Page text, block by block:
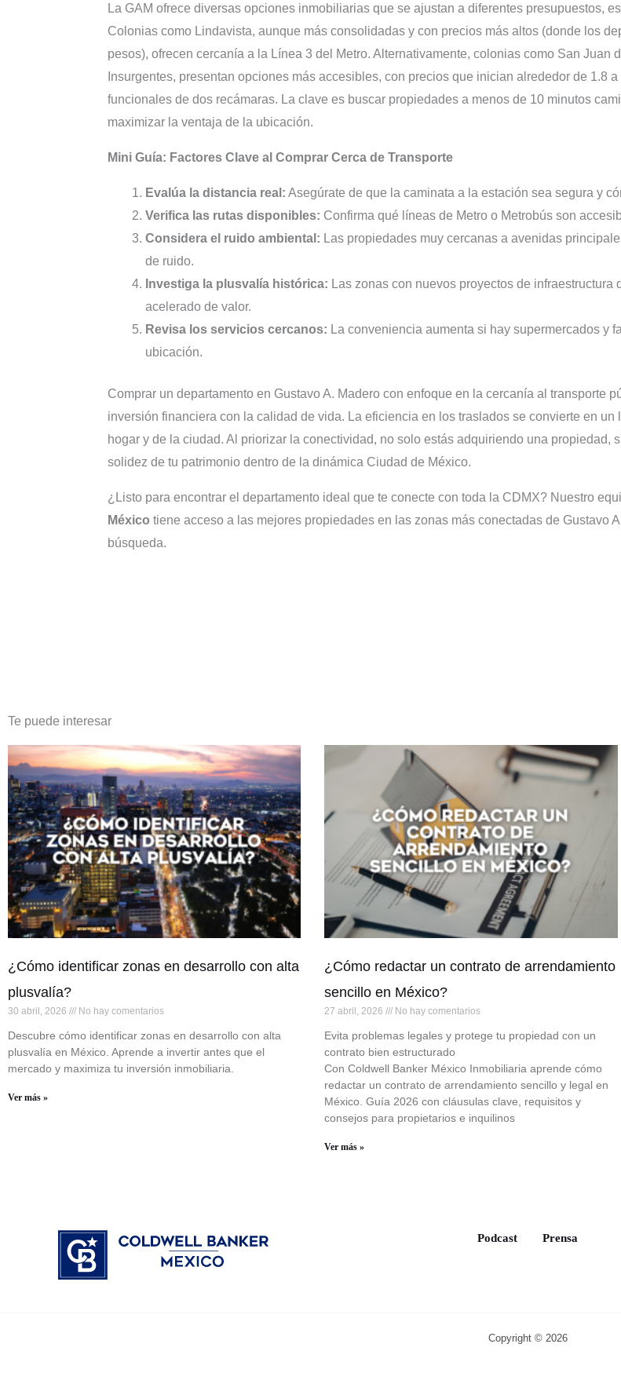
La GAM ofrece diversas opciones inmobiliarias que se ajustan a diferentes presupuestos,
Colonias como Lindavista, aunque más consolidadas y con precios más altos (donde los
pesos), ofrecen cercanía a la Línea 3 del Metro. Alternativamente, colonias como San Juan
Insurgentes, presentan opciones más accesibles, con precios que inician alrededor de 1.8
funcionales de dos recámaras. La clave es buscar propiedades a menos de 10 minutos
maximizar la ventaja de la ubicación.
Mini Guía: Factores Clave al Comprar Cerca de Transporte
Evalúa la distancia real: Asegúrate de que la caminata a la estación sea segura y
Verifica las rutas disponibles: Confirma qué líneas de Metro o Metrobús son
Considera el ruido ambiental: Las propiedades muy cercanas a avenidas
de ruido.
Investiga la plusvalía histórica: Las zonas con nuevos proyectos de
acelerado de valor.
Revisa los servicios cercanos: La conveniencia aumenta si hay supermercados y
ubicación.
Comprar un departamento en Gustavo A. Madero con enfoque en la cercanía al transporte
inversión financiera con la calidad de vida. La eficiencia en los traslados se convierte en
hogar y de la ciudad. Al priorizar la conectividad, no solo estás adquiriendo una propiedad,
solidez de tu patrimonio dentro de la dinámica Ciudad de México.
¿Listo para encontrar el departamento ideal que te conecte con toda la CDMX? Nuestro
México tiene acceso a las mejores propiedades en las zonas más conectadas de Gustavo
búsqueda.
Te puede interesar
¿Cómo identificar zonas en desarrollo con alta
plusvalía?
30 abril, 2026 No hay comentarios
Descubre cómo identificar zonas en desarrollo con alta
plusvalía en México. Aprende a invertir antes que el
mercado y maximiza tu inversión inmobiliaria.
Ver más »
¿Cómo redactar un contrato de arrendamiento
sencillo en México?
27 abril, 2026 No hay comentarios
Evita problemas legales y protege tu propiedad con un
contrato bien estructurado
Con Coldwell Banker México Inmobiliaria aprende cómo
redactar un contrato de arrendamiento sencillo y legal en
México. Guía 2026 con cláusulas clave, requisitos y
consejos para propietarios e inquilinos
Ver más »
Podcast Prensa
Copyright © 2026